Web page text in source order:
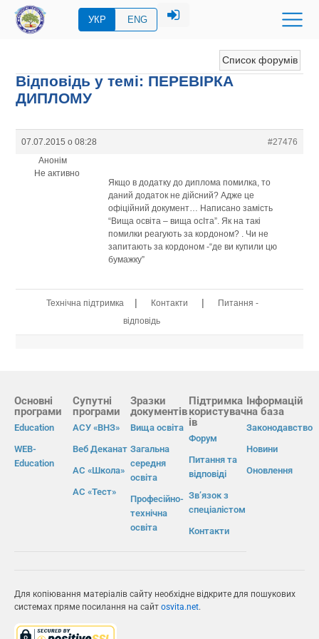
УКР ENG
Список форумів
Відповідь у темі: ПЕРЕВIРКА
ДИПЛОМУ
07.07.2015 о 08:28
#27476
Анонім
Не активно
Якщо в додатку до диплома помилка, то
даний додаток не дійсний? Адже це
офіційний документ… Написано замість
“Вища освіта – вища осІта”. Як на такі
помилки реагують за кордоном? . Чи не
запитають за кордоном -“де ви купили цю
бумажку”
Технічна підтримка | Контакти |
Питання -
відповідь
Основні
програми
Education
WEB-
Education
Супутні
програми
АСУ «ВНЗ»
Веб Деканат
АС «Школа»
АС «Тест»
Зразки
документів
Вища освіта
Загальна
середня
освіта
Професійно-
технічна
освіта
Підтримка
користувач
ів
Форум
Питання та
відповіді
Зв’язок з
спеціалістом
Контакти
Інформацій
на база
Законодавство
Новини
Оновлення
Для копіювання матеріалів сайту необхідне відкрите для пошукових
системах пряме посилання на сайт osvita.net.